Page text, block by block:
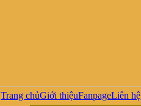
Trang chủGiới thiệuFanpageLiên hệ